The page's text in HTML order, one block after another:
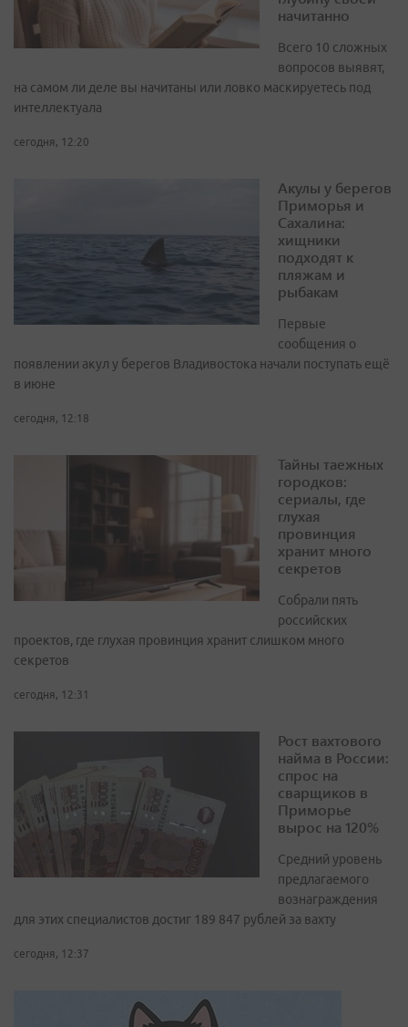
начитанно
Всего 10 сложных
вопросов выявят,
на самом ли деле вы начитаны или ловко маскируетесь под
интеллектуала
сегодня, 12:20
Акулы у берегов
Приморья и
Сахалина:
хищники
подходят к
пляжам и
рыбакам
Первые
сообщения о
появлении акул у берегов Владивостока начали поступать ещё
в июне
сегодня, 12:18
Тайны таежных
городков:
сериалы, где
глухая
провинция
хранит много
секретов
Собрали пять
российских
проектов, где глухая провинция хранит слишком много
секретов
сегодня, 12:31
Рост вахтового
найма в России:
спрос на
сварщиков в
Приморье
вырос на 120%
Средний уровень
предлагаемого
вознаграждения
для этих специалистов достиг 189 847 рублей за вахту
сегодня, 12:37